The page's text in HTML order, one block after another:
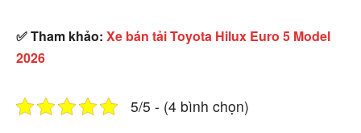
✅ Tham khảo: Xe bán tải Toyota Hilux Euro 5 Model
2026
5/5 - (4 bình chọn)